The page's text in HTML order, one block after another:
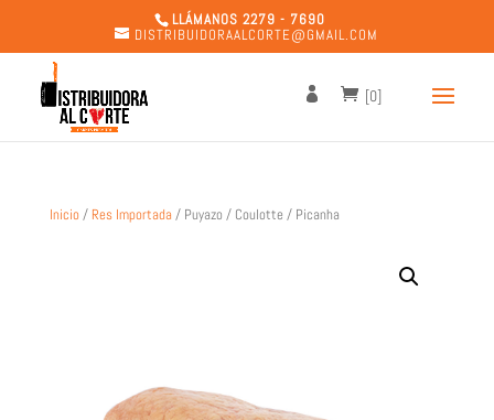
LLÁMANOS 2279 - 7690
DISTRIBUIDORAALCORTE@GMAIL.COM
[0]
Inicio/ Res Importada/ Puyazo / Coulotte / Picanha